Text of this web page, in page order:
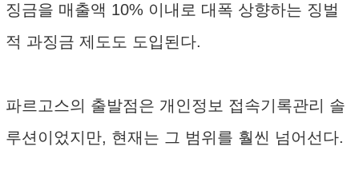
징금을 매출액 10% 이내로 대폭 상향하는 징벌
적 과징금 제도도 도입된다.
파르고스의 출발점은 개인정보 접속기록관리 솔
루션이었지만, 현재는 그 범위를 훨씬 넘어선다.